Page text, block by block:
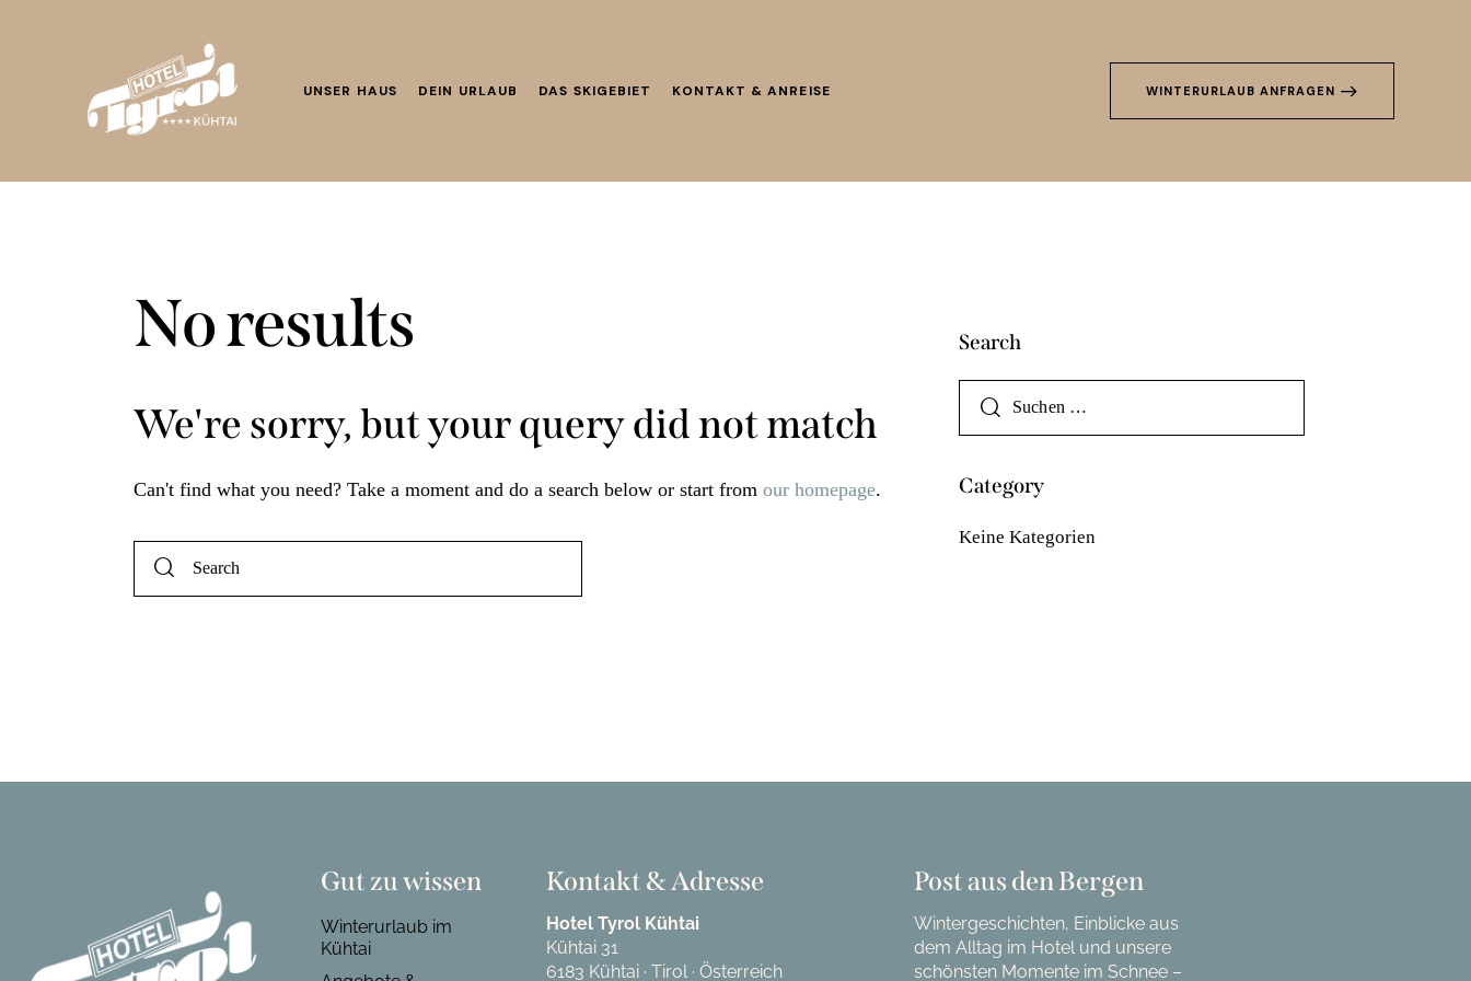
UNSER HAUS DEIN URLAUB DAS SKIGEBIET KONTAKT & ANREISE WINTERURLAUB ANFRAGEN
No results
We're sorry, but your query did not match
Can't find what you need? Take a moment and do a search below or start from our homepage.
Search
Category
Keine Kategorien
Gut zu wissen
Winterurlaub im
Kühtai
Kontakt & Adresse
Hotel Tyrol Kühtai
Kühtai 31
6183 Kühtai · Tirol · Österreich
Post aus den Bergen
Wintergeschichten, Einblicke aus
dem Alltag im Hotel und unsere
schönsten Momente im Schnee –